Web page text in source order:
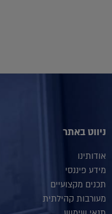
ניווט באתר
אודותינו
מידע פיננסי
תכנים מקצועיים
מעורבות קהילתית